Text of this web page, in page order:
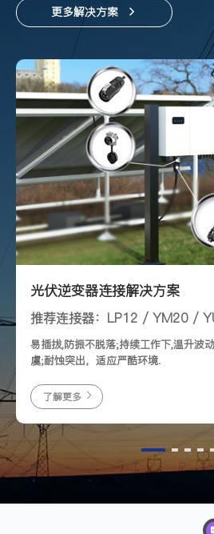
更多解决方案
光伏逆变器连接解决方案
推荐连接器：LP12 / YM20 /
易插拔,防振不脱落;持续工作下,温升波
虞;耐蚀突出，适应严酷环境.
了解更多